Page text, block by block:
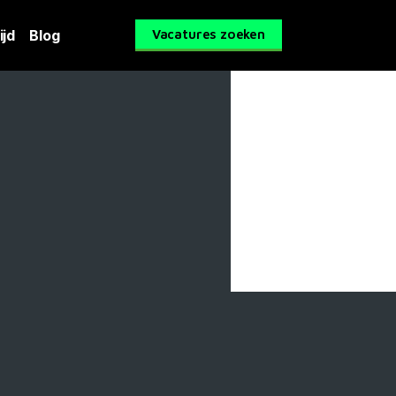
Blog Vacatures zoeken